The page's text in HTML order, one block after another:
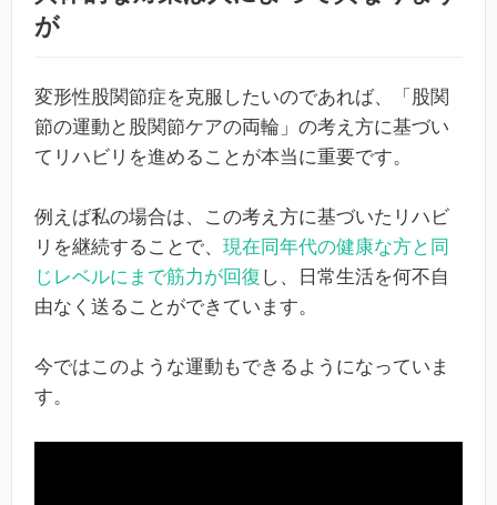
が
変形性股関節症を克服したいのであれば、「股関
節の運動と股関節ケアの両輪」の考え方に基づい
てリハビリを進めることが本当に重要です。
例えば私の場合は、この考え方に基づいたリハビ
リを継続することで、 現在同年代の健康な方と同
じレベルにまで筋力が回復 し、日常生活を何不自
由なく送ることができています。
今ではこのような運動もできるようになっていま
す。